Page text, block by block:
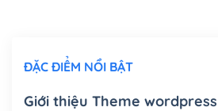
Mua thêm Host + Tên miền
ĐẶC ĐIỂM NỔI BẬT
Giới thiệu Theme wordpress